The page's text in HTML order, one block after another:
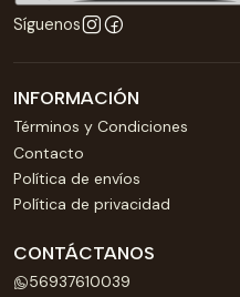
Síguenos
INFORMACIÓN
Términos y Condiciones
Contacto
Política de envíos
Política de privacidad
CONTÁCTANOS
56937610039